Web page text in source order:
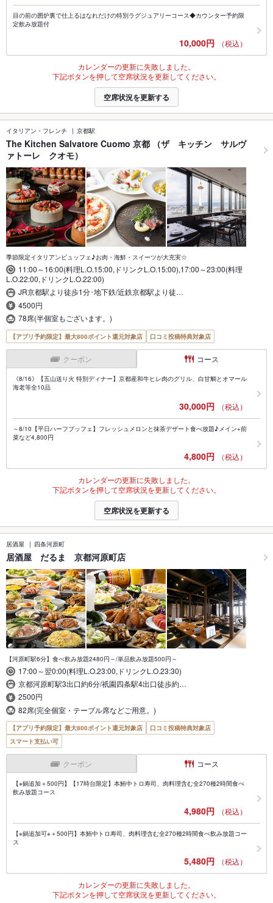
目の前の囲炉裏で仕上るはなれだけの特別ラグジュアリーコース◆カウンター予約限
定飲み放題付
10,000円 （税込）
カレンダーの更新に失敗しました。
下記ボタンを押して空席状況を更新してください。
空席状況を更新する
イタリアン・フレンチ 京都駅
The Kitchen Salvatore Cuomo 京都 （ザ キッチン サルヴ
ァトーレ クオモ）
季節限定イタリアンビュッフェ♪お肉・海鮮・スイーツが大充実☆
11:00～16:00(料理L.O.15:00,ドリンクL.O.15:00),17:00～23:00(料理
L.O.22:00,ドリンクL.O.22:00)
JR京都駅より徒歩1分･地下鉄/近鉄京都駅より徒…
4500円
78席(半個室もございます。)
【アプリ予約限定】最大800ポイント還元対象店 口コミ投稿特典対象店
クーポン コース
《8/16》【五山送り火 特別ディナー】京都産和牛ヒレ肉のグリル、白甘鯛とオマール
海老等全10品
30,000円 （税込）
～8/10【平日ハーフブッフェ】フレッシュメロンと抹茶デザート食べ放題♪メイン+前
菜など4,800円
4,800円 （税込）
カレンダーの更新に失敗しました。
下記ボタンを押して空席状況を更新してください。
空席状況を更新する
居酒屋 四条河原町
居酒屋 だるま 京都河原町店
【河原町駅6分】食べ飲み放題2480円～/単品飲み放題500円～
17:00～翌0:00(料理L.O.23:00,ドリンクL.O.23:30)
京都河原町駅3出口約6分/祇園四条駅4出口徒歩約…
2500円
82席(完全個室・テーブル席などご用意。)
【アプリ予約限定】最大800ポイント還元対象店
口コミ投稿特典対象店
スマート支払い可
クーポン コース
【※鍋追加＋500円】【17時台限定】本鮪中トロ寿司、肉料理含む全270種2時間食べ
飲み放題コース
4,980円 （税込）
【※鍋追加可※＋500円】本鮪中トロ寿司、肉料理含む全270種2時間食べ飲み放題コー
ス
5,480円 （税込）
カレンダーの更新に失敗しました。
下記ボタンを押して空席状況を更新してください。